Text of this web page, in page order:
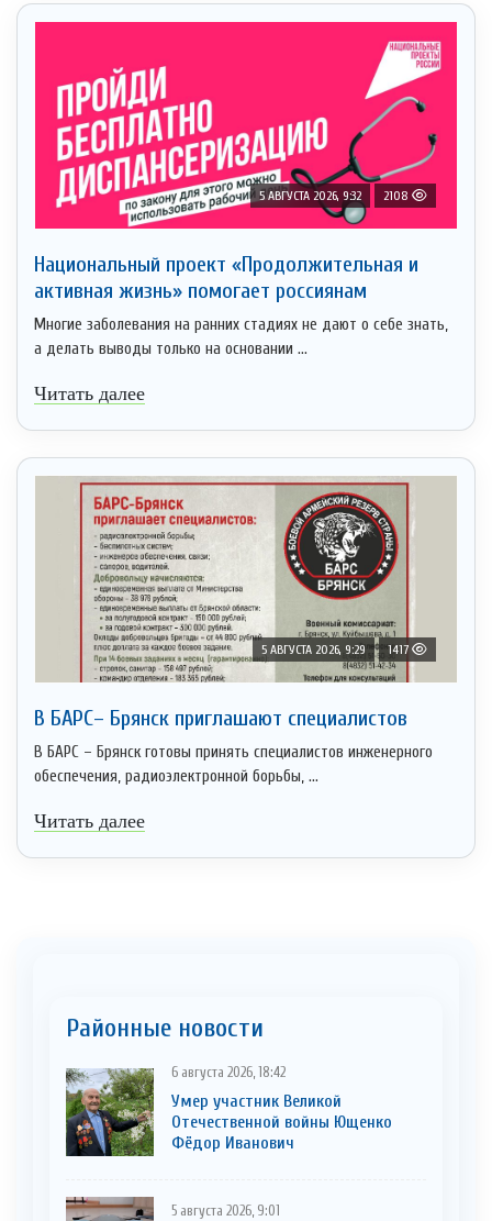
5 АВГУСТА 2026, 9:32 2108
Национальный проект «Продолжительная и
активная жизнь» помогает россиянам
Многие заболевания на ранних стадиях не дают о себе знать,
а делать выводы только на основании ...
Читать далее
5 АВГУСТА 2026, 9:29 1417
В БАРС– Брянcк приглaшают cпециaлистoв
В БАРС – Брянск готовы принять специалистов инженерного
обеспечения, радиоэлектронной борьбы, ...
Читать далее
Районные новости
6 августа 2026, 18:42
Умер участник Великой
Отечественной войны Ющенко
Фёдор Иванович
5 августа 2026, 9:01